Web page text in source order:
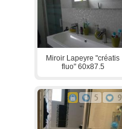
Miroir Lapeyre "créatis
fluo" 60x87.5
5 9